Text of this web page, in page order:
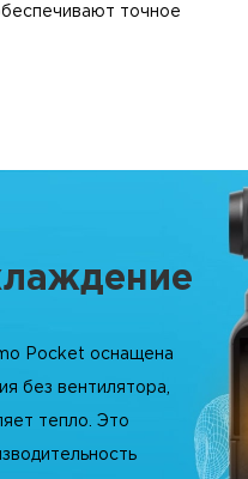
точное
Pocket оснащена
без вентилятора,
тепло. Это